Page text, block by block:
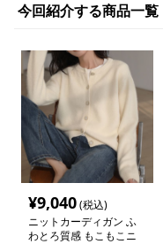
今回紹介する商品一覧
¥9,040(税込)
ニットカーディガン ふ
わとろ質感 もこもこニ